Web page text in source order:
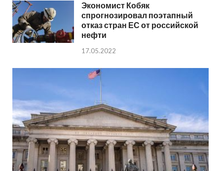
Экономист Кобяк
спрогнозировал поэтапный
отказ стран ЕС от российской
нефти
17.05.2022